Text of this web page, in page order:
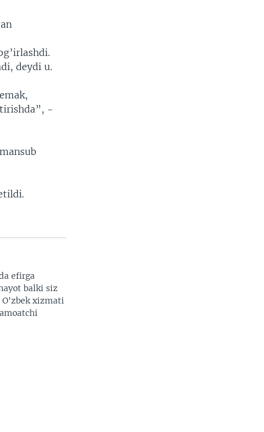
deydi u.
-
efirga
balki siz
xizmati